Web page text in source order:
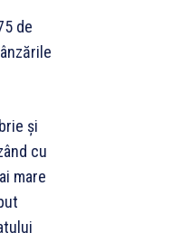
de
și
cu
mare